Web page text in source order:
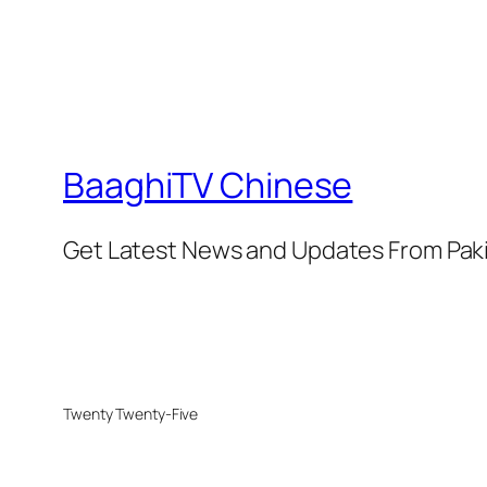
BaaghiTV Chinese
Get Latest News and Updates From
Twenty Twenty-Five